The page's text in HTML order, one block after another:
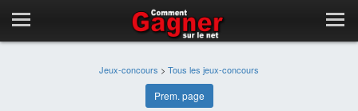
Jeux-concours > Tous les jeux-concours
Prem. page